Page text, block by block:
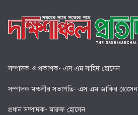
সম্পাদক ও প্রকাশক- এস এম সাহিদ হোসেন
সম্পাদক মন্ডলীর সভাপতি- এস এম জাকির হোসেন
প্রধান সম্পাদক- মারুফ হোসেন